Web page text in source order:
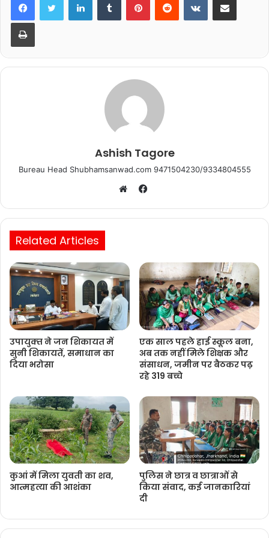
b
o
o
A
p
Print
Ashish Tagore
Bureau Head Shubhamsanwad.com 9471504230/9334804555
Facebook
Related Articles
उपायुक्‍त ने जन शिकायत में
सुनी शिकायतें, समाधान का
दिया भरोसा
एक साल पहले हाई स्कूल बना,
अब तक नहीं मिले शिक्षक और
संसाधन, जमीन पर बैठकर पढ़
रहे 319 बच्चे
कुआं में मिला युवती का शव,
आत्महत्या की आशंका
पुलिस ने छात्र व छात्राओं से
किया संवाद, कई जानकारियां
दी